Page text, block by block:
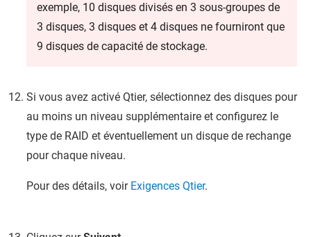
exemple, 10 disques divisés en 3 sous-groupes de
3 disques, 3 disques et 4 disques ne fourniront que
9 disques de capacité de stockage.
Si vous avez activé Qtier, sélectionnez des disques pour
au moins un niveau supplémentaire et configurez le
type de RAID et éventuellement un disque de rechange
pour chaque niveau.
Pour des détails, voir Exigences Qtier.